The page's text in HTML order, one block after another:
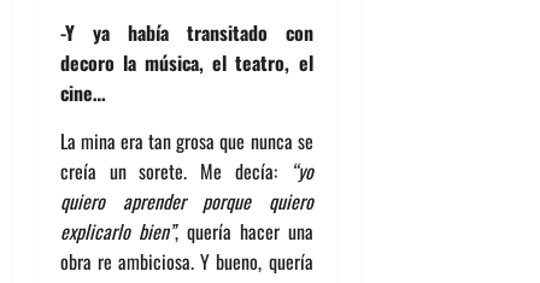
-Y ya había transitado con
decoro la música, el teatro, el
cine…
La mina era tan grosa que nunca se
creía un sorete. Me decía: “yo
quiero aprender porque quiero
explicarlo bien”, quería hacer una
obra re ambiciosa. Y bueno, quería